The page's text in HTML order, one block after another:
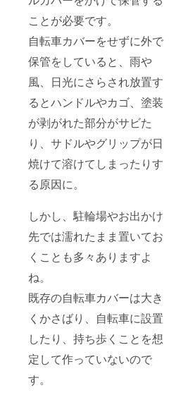
ことが必要です。
自転車カバーをせずに外で
保管をしていると、雨や
風、日光にさらされ放置す
るとハンドルやカゴ、塗装
が剥がれた部分がサビた
り、サドルやグリップが日
焼けて溶けてしまったりす
る原因に。
しかし、駐輪場やお出かけ
先では濡れたまま置いてお
くことも多々ありますよ
ね。
既存の自転車カバーは大き
くかさばり、自転車に設置
したり、持ち歩くことを想
定して作っていないので
す。